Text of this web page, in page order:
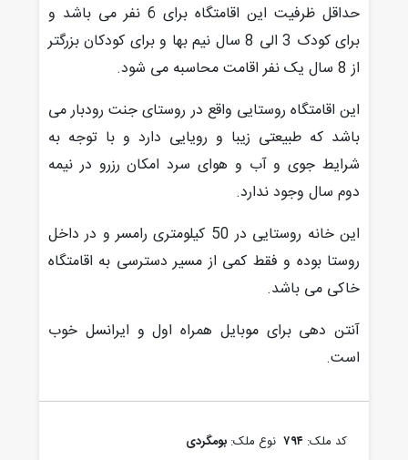
حداقل ظرفیت این اقامتگاه برای 6 نفر می باشد و
برای کودک 3 الی 8 سال نیم بها و برای کودکان بزرگتر
از 8 سال یک نفر اقامت محاسبه می شود.
این اقامتگاه روستایی واقع در روستای جنت رودبار می
باشد که طبیعتی زیبا و رویایی دارد و با توجه به
شرایط جوی و آب و هوای سرد امکان رزرو در نیمه
دوم سال وجود ندارد.
این خانه روستایی در 50 کیلومتری رامسر و در داخل
روستا بوده و فقط کمی از مسیر دسترسی به اقامتگاه
خاکی می باشد.
آنتن دهی برای موبایل همراه اول و ایرانسل خوب
است.
کد ملک: ۷۹۴ نوع ملک: بومگردی